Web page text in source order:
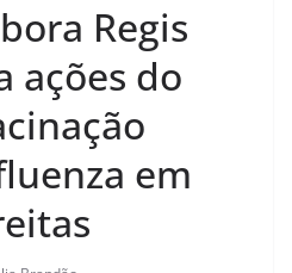
Regis
ações do
em